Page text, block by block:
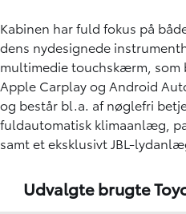
Kabinen har fuld fokus på
dens nydesignede
multimedie touchskærm, som
Apple Carplay og Android
og består bl.a. af nøglefri
fuldautomatisk klimaanlæg,
samt et eksklusivt JBL-
Udvalgte brugte